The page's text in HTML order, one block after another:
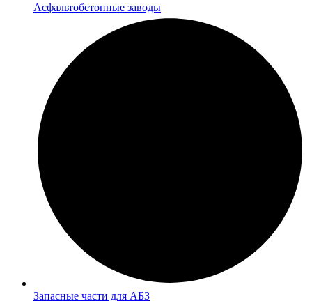
Асфальтобетонные заводы
Запасные части для АБЗ